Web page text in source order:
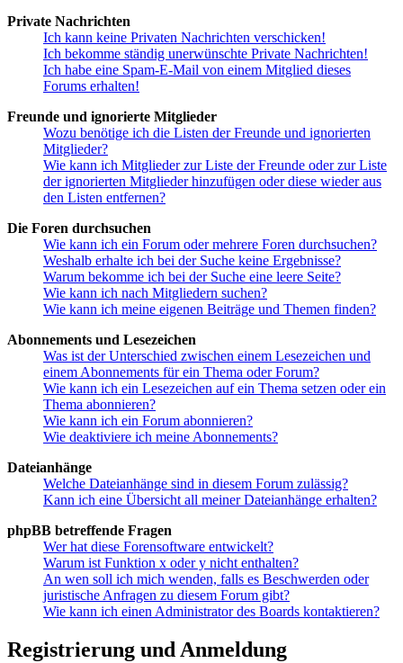
Private Nachrichten
Ich kann keine Privaten Nachrichten verschicken!
Ich bekomme ständig unerwünschte Private Nachrichten!
Ich habe eine Spam-E-Mail von einem Mitglied dieses
Forums erhalten!
Freunde und ignorierte Mitglieder
Wozu benötige ich die Listen der Freunde und ignorierten
Mitglieder?
Wie kann ich Mitglieder zur Liste der Freunde oder zur Liste
der ignorierten Mitglieder hinzufügen oder diese wieder aus
den Listen entfernen?
Die Foren durchsuchen
Wie kann ich ein Forum oder mehrere Foren durchsuchen?
Weshalb erhalte ich bei der Suche keine Ergebnisse?
Warum bekomme ich bei der Suche eine leere Seite?
Wie kann ich nach Mitgliedern suchen?
Wie kann ich meine eigenen Beiträge und Themen finden?
Abonnements und Lesezeichen
Was ist der Unterschied zwischen einem Lesezeichen und
einem Abonnements für ein Thema oder Forum?
Wie kann ich ein Lesezeichen auf ein Thema setzen oder ein
Thema abonnieren?
Wie kann ich ein Forum abonnieren?
Wie deaktiviere ich meine Abonnements?
Dateianhänge
Welche Dateianhänge sind in diesem Forum zulässig?
Kann ich eine Übersicht all meiner Dateianhänge erhalten?
phpBB betreffende Fragen
Wer hat diese Forensoftware entwickelt?
Warum ist Funktion x oder y nicht enthalten?
An wen soll ich mich wenden, falls es Beschwerden oder
juristische Anfragen zu diesem Forum gibt?
Wie kann ich einen Administrator des Boards kontaktieren?
Registrierung und Anmeldung